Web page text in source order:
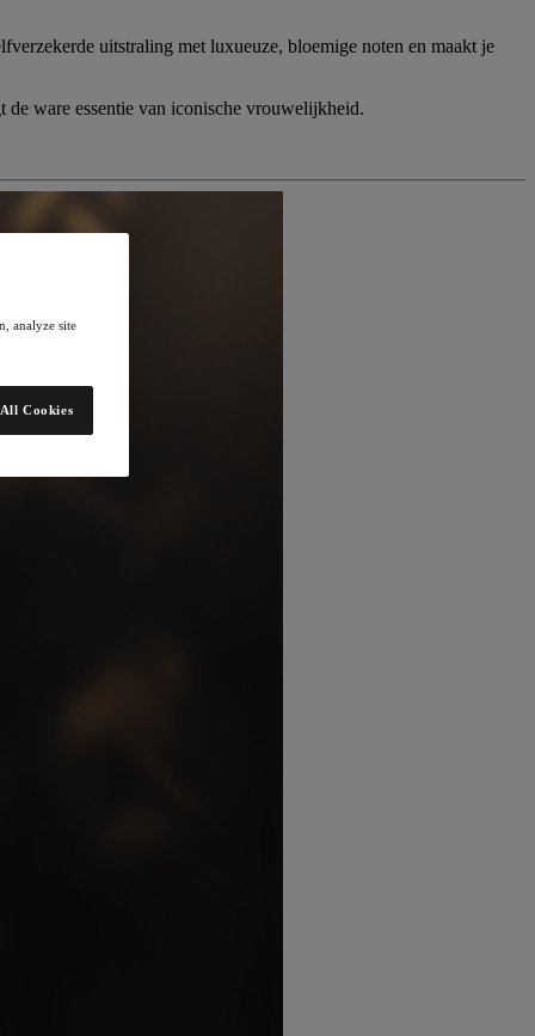
uitstraling met luxueuze, bloemige noten en maakt je
de ware essentie van iconische vrouwelijkheid.
analyze site
Cookies